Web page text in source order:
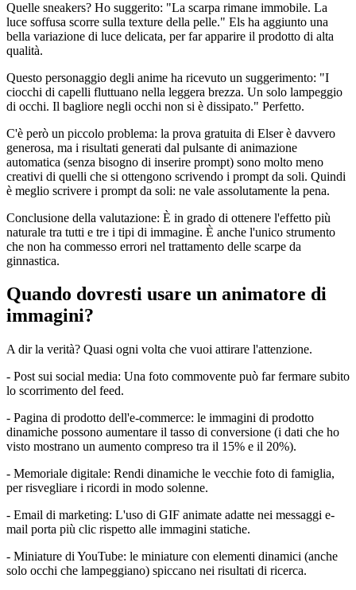
Quelle sneakers? Ho suggerito: "La scarpa rimane immobile. La
luce soffusa scorre sulla texture della pelle." Els ha aggiunto una
bella variazione di luce delicata, per far apparire il prodotto di alta
qualità.
Questo personaggio degli anime ha ricevuto un suggerimento: "I
ciocchi di capelli fluttuano nella leggera brezza. Un solo lampeggio
di occhi. Il bagliore negli occhi non si è dissipato." Perfetto.
C'è però un piccolo problema: la prova gratuita di Elser è davvero
generosa, ma i risultati generati dal pulsante di animazione
automatica (senza bisogno di inserire prompt) sono molto meno
creativi di quelli che si ottengono scrivendo i prompt da soli. Quindi
è meglio scrivere i prompt da soli: ne vale assolutamente la pena.
Conclusione della valutazione: È in grado di ottenere l'effetto più
naturale tra tutti e tre i tipi di immagine. È anche l'unico strumento
che non ha commesso errori nel trattamento delle scarpe da
ginnastica.
Quando dovresti usare un animatore di
immagini?
A dir la verità? Quasi ogni volta che vuoi attirare l'attenzione.
- Post sui social media: Una foto commovente può far fermare subito
lo scorrimento del feed.
- Pagina di prodotto dell'e-commerce: le immagini di prodotto
dinamiche possono aumentare il tasso di conversione (i dati che ho
visto mostrano un aumento compreso tra il 15% e il 20%).
- Memoriale digitale: Rendi dinamiche le vecchie foto di famiglia,
per risvegliare i ricordi in modo solenne.
- Email di marketing: L'uso di GIF animate adatte nei messaggi e-
mail porta più clic rispetto alle immagini statiche.
- Miniature di YouTube: le miniature con elementi dinamici (anche
solo occhi che lampeggiano) spiccano nei risultati di ricerca.